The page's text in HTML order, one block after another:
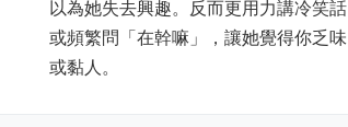
以為她失去興趣。反而更用力講冷笑話
或頻繁問「在幹嘛」，讓她覺得你乏味
或黏人。